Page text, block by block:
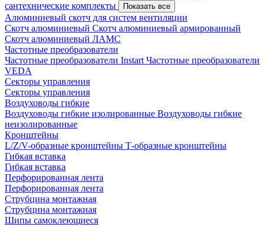
сантехнические комплекты
Показать все
Алюминиевый скотч для систем вентиляции
Скотч алюминиевый Скотч алюминиевый армированный
Скотч алюминиевый ЛАМС
Частотные преобразователи
Частотные преобразователи Instart Частотные преобразователи
VEDA
Секторы управления
Секторы управления
Воздуховоды гибкие
Воздуховоды гибкие изолированные Воздуховоды гибкие
неизолированные
Кронштейны
L/Z/V-образные кронштейны Т-образные кронштейны
Гибкая вставка
Гибкая вставка
Перфорированная лента
Перфорированная лента
Струбцина монтажная
Струбцина монтажная
Шипы самоклеющиеся